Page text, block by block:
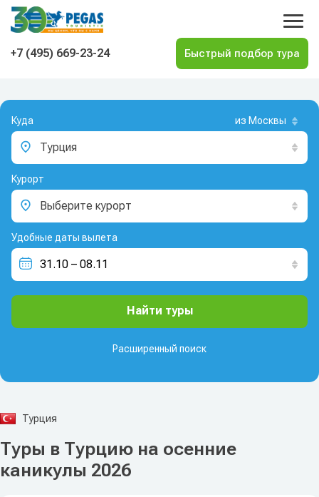
На главную
+7 (495) 669-23-24
Куда из Москвы
Турция
Курорт
Выберите курорт
Удобные даты вылета
Расширенный поиск
Найти туры
Турция
Туры в Турцию на осенние
каникулы 2026